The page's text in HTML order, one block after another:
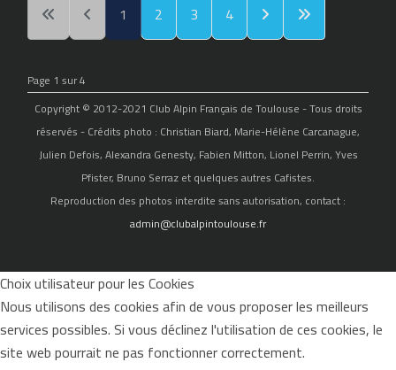
1 2 3 4
Page 1 sur 4
Copyright © 2012-2021 Club Alpin Français de Toulouse - Tous droits
réservés - Crédits photo : Christian Biard, Marie-Hélène Carcanague,
Julien Defois, Alexandra Genesty, Fabien Mitton, Lionel Perrin, Yves
Pfister, Bruno Serraz et quelques autres Cafistes.
Reproduction des photos interdite sans autorisation, contact :
admin@clubalpintoulouse.fr
Choix utilisateur pour les Cookies
Nous utilisons des cookies afin de vous proposer les meilleurs
services possibles. Si vous déclinez l'utilisation de ces cookies, le
site web pourrait ne pas fonctionner correctement.